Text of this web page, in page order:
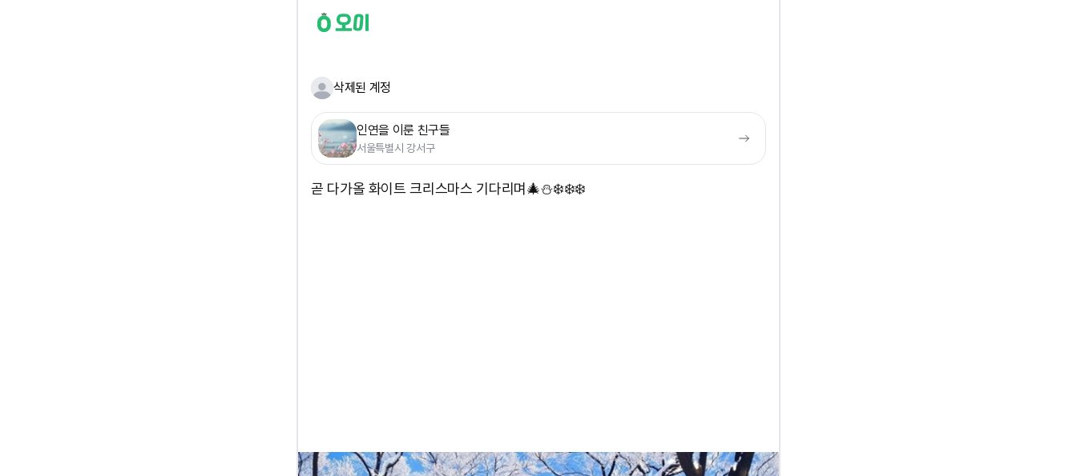
삭제된 계정
인연을 이룬 친구들
서울특별시 강서구
곧 다가올 화이트 크리스마스 기다리며🎄⛄️❄️❄️❄️